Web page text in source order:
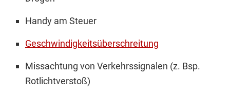
Handy am Steuer
Geschwindigkeitsüberschreitung
Missachtung von Verkehrssignalen (z. Bsp.
Rotlichtverstoß)